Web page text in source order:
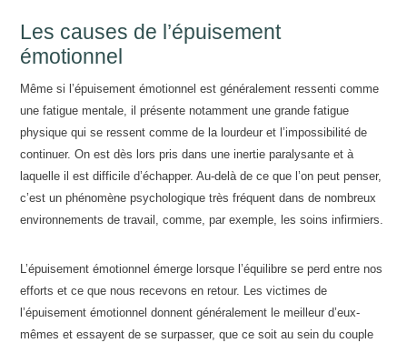
Les causes de l’épuisement
émotionnel
Même si l’épuisement émotionnel est généralement ressenti comme
une fatigue mentale, il présente notamment une grande fatigue
physique qui se ressent comme de la lourdeur et l’impossibilité de
continuer. On est dès lors pris dans une inertie paralysante et à
laquelle il est difficile d’échapper. Au-delà de ce que l’on peut penser,
c’est un phénomène psychologique très fréquent dans de nombreux
environnements de travail, comme, par exemple, les soins infirmiers.
L’épuisement émotionnel émerge lorsque l’équilibre se perd entre nos
efforts et ce que nous recevons en retour. Les victimes de
l’épuisement émotionnel donnent généralement le meilleur d’eux-
mêmes et essayent de se surpasser, que ce soit au sein du couple